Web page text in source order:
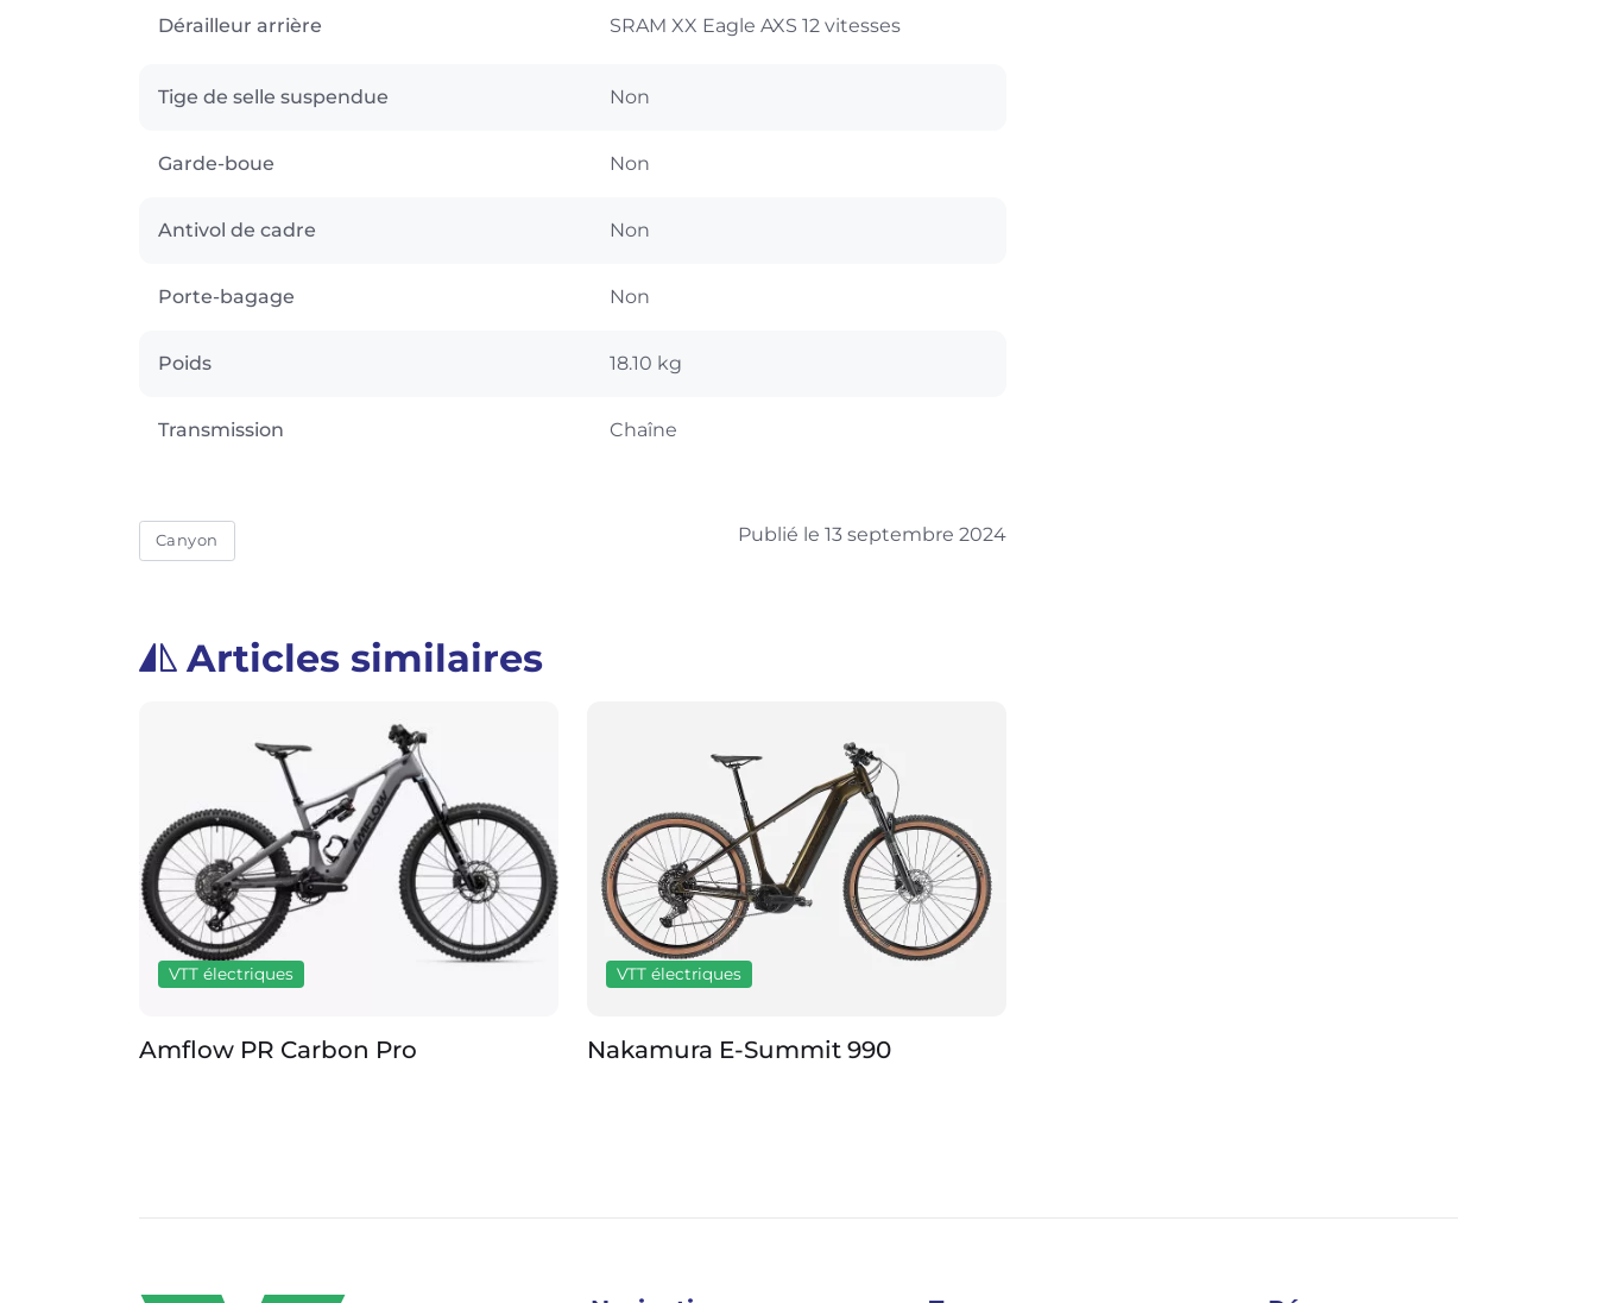
Dérailleur arrière SRAM XX Eagle AXS 12 vitesses
Tige de selle suspendue Non
Garde-boue Non
Antivol de cadre Non
Porte-bagage Non
Poids 18.10 kg
Transmission Chaîne
Canyon Publié le 13 septembre 2024
Articles similaires
VTT électriques
Amflow PR Carbon Pro
VTT électriques
Nakamura E-Summit 990